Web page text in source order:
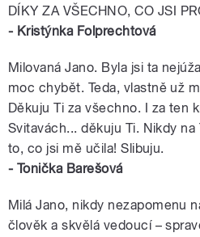
DÍKY ZA VŠECHNO, CO JSI
- Kristýnka Folprechtová
Milovaná Jano. Byla jsi ta
moc chybět. Teda, vlastně už
Děkuju Ti za všechno. I za ten
Svitavách... děkuju Ti. Nikdy
to, co jsi mě učila! Slibuju.
- Tonička Barešová
Milá Jano, nikdy nezapomenu
člověk a skvělá vedoucí –